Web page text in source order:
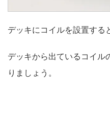
デッキにコイルを設置する
デッキから出ているコイル
りましょう。